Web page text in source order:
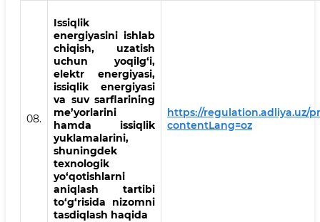
08.
Issiqlik
energiyasini ishlab
chiqish, uzatish
uchun yoqilg‘i,
elektr energiyasi,
issiqlik energiyasi
va suv sarflarining
me’yorlarini
hamda issiqlik
yuklamalarini,
shuningdek
texnologik
yo‘qotishlarni
aniqlash tartibi
to‘g‘risida nizomni
tasdiqlash haqida
https://regulation.adliya.uz/
contentLang=oz